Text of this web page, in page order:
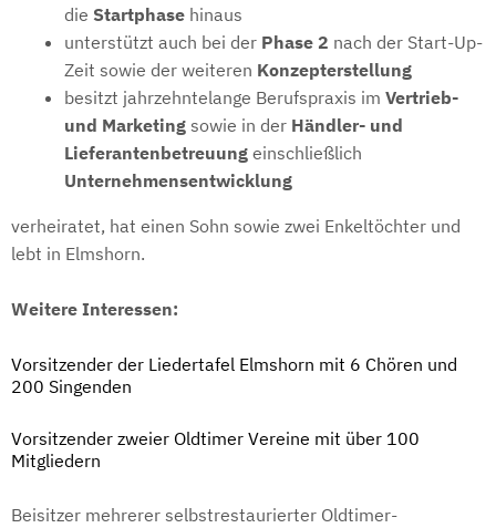
die Startphase hinaus
unterstützt auch bei der Phase 2 nach der Start-Up-
Zeit sowie der weiteren Konzepterstellung
besitzt jahrzehntelange Berufspraxis im Vertrieb-
und Marketing sowie in der Händler- und
Lieferantenbetreuung einschließlich
Unternehmensentwicklung
verheiratet, hat einen Sohn sowie zwei Enkeltöchter und
lebt in Elmshorn.
Weitere Interessen:
Vorsitzender der Liedertafel Elmshorn mit 6 Chören und
200 Singenden
Vorsitzender zweier Oldtimer Vereine mit über 100
Mitgliedern
Beisitzer mehrerer selbstrestaurierter Oldtimer-